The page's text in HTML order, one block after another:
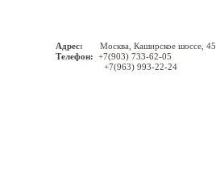
Адрес: Москва, Каширское шоссе, 45
Телефон: +7(903) 733-62-05
+7(963) 993-22-24